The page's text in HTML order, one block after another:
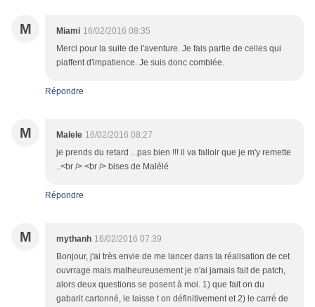
M Miami 16/02/2016 08:35
Merci pour la suite de l'aventure. Je fais partie de celles qui
piaffent d'impatience. Je suis donc comblée.
Répondre
M Malele 16/02/2016 08:27
je prends du retard ...pas bien !!! il va falloir que je m'y remette
..<br /> <br /> bises de Malélé
Répondre
M mythanh 16/02/2016 07:39
Bonjour, j'ai très envie de me lancer dans la réalisation de cet
ouvrrage mais malheureusement je n'ai jamais fait de patch,
alors deux questions se posent à moi. 1) que fait on du
gabarit cartonné, le laisse t on définitivement et 2) le carré de